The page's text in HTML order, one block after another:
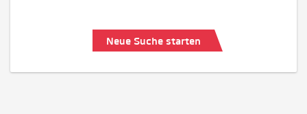
Neue Suche starten